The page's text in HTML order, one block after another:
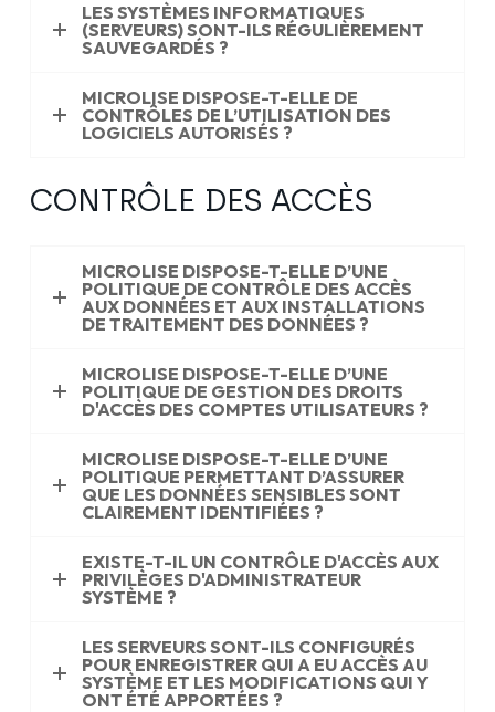
LES SYSTÈMES INFORMATIQUES
(SERVEURS) SONT-ILS RÉGULIÈREMENT
SAUVEGARDÉS ?
MICROLISE DISPOSE-T-ELLE DE
CONTRÔLES DE L’UTILISATION DES
LOGICIELS AUTORISÉS ?
CONTRÔLE DES ACCÈS
MICROLISE DISPOSE-T-ELLE D’UNE
POLITIQUE DE CONTRÔLE DES ACCÈS
AUX DONNÉES ET AUX INSTALLATIONS
DE TRAITEMENT DES DONNÉES ?
MICROLISE DISPOSE-T-ELLE D’UNE
POLITIQUE DE GESTION DES DROITS
D'ACCÈS DES COMPTES UTILISATEURS ?
MICROLISE DISPOSE-T-ELLE D’UNE
POLITIQUE PERMETTANT D’ASSURER
QUE LES DONNÉES SENSIBLES SONT
CLAIREMENT IDENTIFIÉES ?
EXISTE-T-IL UN CONTRÔLE D'ACCÈS AUX
PRIVILÈGES D'ADMINISTRATEUR
SYSTÈME ?
LES SERVEURS SONT-ILS CONFIGURÉS
POUR ENREGISTRER QUI A EU ACCÈS AU
SYSTÈME ET LES MODIFICATIONS QUI Y
ONT ÉTÉ APPORTÉES ?